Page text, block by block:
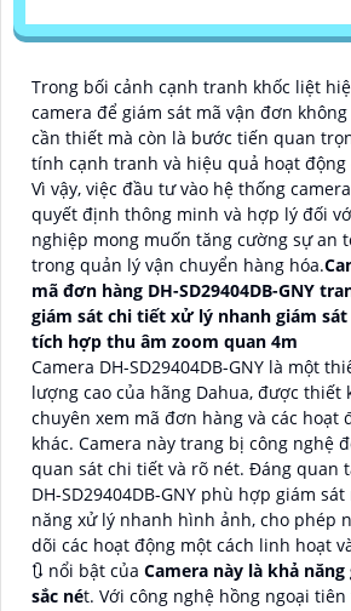
Trong bối cảnh cạnh tranh khốc liệt
camera để giám sát mã vận đơn
cần thiết mà còn là bước tiến quan
tính cạnh tranh và hiệu quả hoạt
Vì vậy, việc đầu tư vào hệ thống
quyết định thông minh và hợp lý đối
nghiệp mong muốn tăng cường sự an
trong quản lý vận chuyển hàng hóa.
mã đơn hàng DH-SD29404DB-GNY
giám sát chi tiết xử lý nhanh giám
tích hợp thu âm zoom quan 4m
Camera DH-SD29404DB-GNY là một
lượng cao của hãng Dahua, được thiết
chuyên xem mã đơn hàng và các hoạt
khác. Camera này trang bị công nghệ
quan sát chi tiết và rõ nét. Đáng quan
DH-SD29404DB-GNY phù hợp giám
năng xử lý nhanh hình ảnh, cho phép
dõi các hoạt động một cách linh hoạt
🔃 nổi bật của Camera này là khả
sắc nét. Với công nghệ hồng ngoại tiên